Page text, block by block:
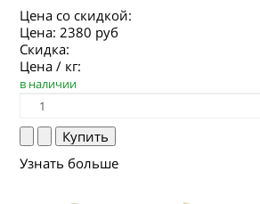
Цена со скидкой:
Цена:2380 руб
Скидка:
Цена / кг:
в наличии
Узнать больше